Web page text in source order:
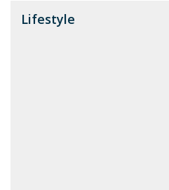
Lifestyle